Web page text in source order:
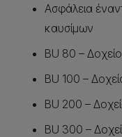
Ασφάλεια
καυσίμων
BU 80 –
BU 100 –
BU 200 –
BU 300 –